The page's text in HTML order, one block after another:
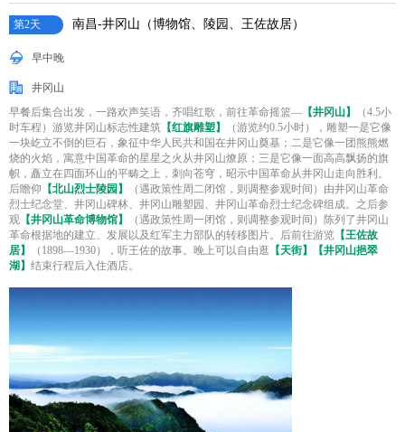
第2天 南昌-井冈山（博物馆、陵园、王佐故居）
早中晚
井冈山
早餐后集合出发，一路欢声笑语，齐唱红歌，前往革命摇篮— 【井冈山】
（4.5小
时车程）游览井冈山标志性建筑 【红旗雕塑】
（游览约0.5小时），雕塑一是它像
一块屹立不倒的巨石，象征中华人民共和国在井冈山奠基；二是它像一团熊熊燃
烧的火焰，寓意中国革命的星星之火从井冈山燎原；三是它像一面高高飘扬的旗
帜，矗立在四面环山的平畴之上，刺向苍穹，昭示中国革命从井冈山走向胜利。
后瞻仰 【北山烈士陵园】
（遇政策性周二闭馆，则调整参观时间）由井冈山革命
烈士纪念堂、井冈山碑林、井冈山雕塑园、井冈山革命烈士纪念碑组成。之后参
观 【井冈山革命博物馆】
（遇政策性周一闭馆，则调整参观时间）陈列了井冈山
革命根据地的建立、发展以及红军主力部队的转移图片。后前往游览 【王佐故
居】
（1898—1930），听王佐的故事。晚上可以自由逛 【天街】【井冈山挹翠
湖】 结束行程后入住酒店。